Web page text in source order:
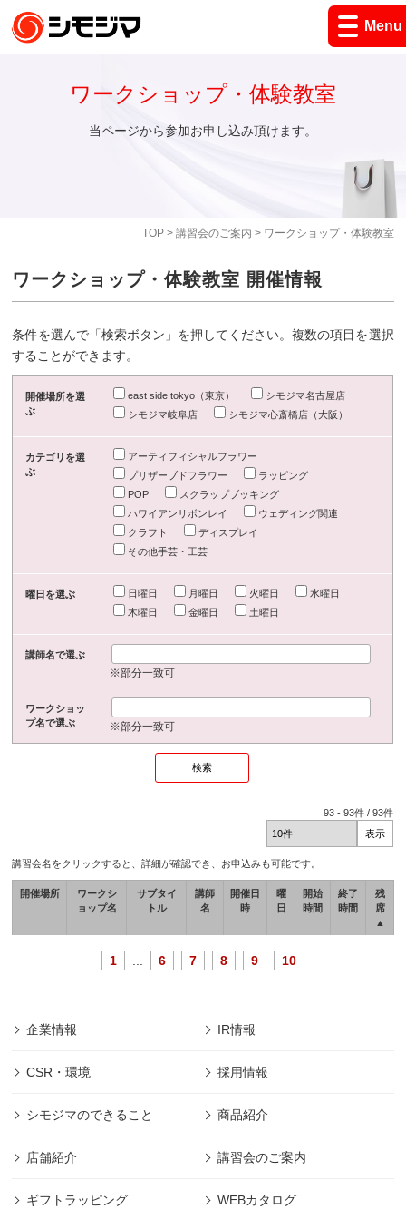
Menu
TOP> 講習会のご案内 > ワークショップ・体験教室
ワークショップ・体験教室
当ページから参加お申し込み頂けます。
ワークショップ・体験教室 開催情報
条件を選んで「検索ボタン」を押してください。複数の項目を選択
することができます。
開催場所を選
ぶ
east side tokyo（東京）
シモジマ名古屋店
シモジマ岐阜店
シモジマ心斎橋店（大阪）
カテゴリを選
ぶ
アーティフィシャルフラワー
プリザーブドフラワー
ラッピング
POP
スクラップブッキング
ハワイアンリボンレイ
ウェディング関連
クラフト
ディスプレイ
その他手芸・工芸
曜日を選ぶ 日曜日 月曜日 火曜日
水曜日
木曜日
金曜日 土曜日
講師名で選ぶ
※部分一致可
ワークショッ
プ名で選ぶ
※部分一致可
93 -93件 /93件
講習会名をクリックすると、詳細が確認でき、お申込みも可能です。
開催場所
ワークシ
ョップ名
サブタイ
トル
講師
名
開催日
時
曜
日
開始
時間
終了
時間
残
席
▲
1 6 7 8 9 10
企業情報 IR情報
CSR・環境 採用情報
シモジマのできること 商品紹介
店舗紹介 講習会のご案内
ギフトラッピング WEBカタログ